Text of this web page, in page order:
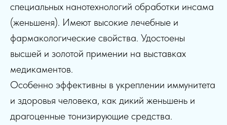
специальных нанотехнологий обработки инсама
(женьшеня). Имеют высокие лечебные и
фармакологические свойства. Удостоены
высшей и золотой примении на выставках
медикаментов.
Особенно эффективны в укреплении иммунитета
и здоровья человека, как дикий женьшень и
драгоценные тонизирующие средства.